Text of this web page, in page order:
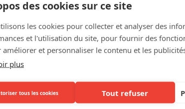
des cookies sur ce site
les cookies pour collecter et analyser des
et l'utilisation du site, pour fournir des
améliorer et personnaliser le contenu et les
plus
tous les cookies Tout refuser